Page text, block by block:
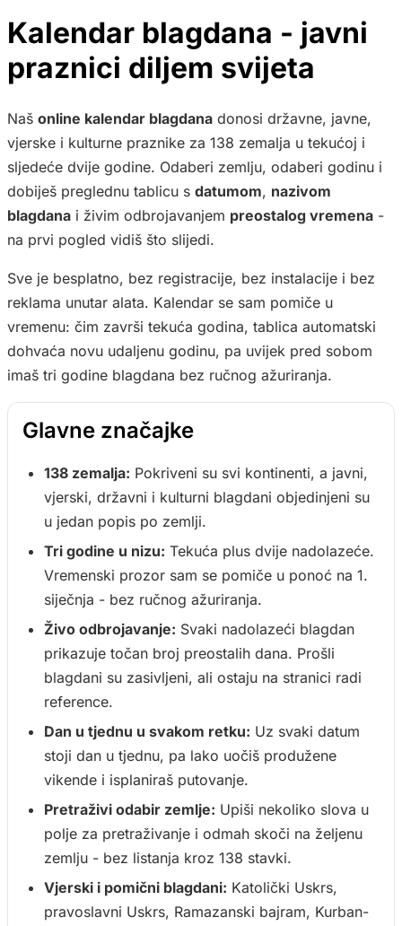
Kalendar blagdana - javni
praznici diljem svijeta
Naš online kalendar blagdana donosi državne, javne,
vjerske i kulturne praznike za 138 zemalja u tekućoj i
sljedeće dvije godine. Odaberi zemlju, odaberi godinu i
dobiješ preglednu tablicu s datumom, nazivom
blagdana i živim odbrojavanjem preostalog vremena -
na prvi pogled vidiš što slijedi.
Sve je besplatno, bez registracije, bez instalacije i bez
reklama unutar alata. Kalendar se sam pomiče u
vremenu: čim završi tekuća godina, tablica automatski
dohvaća novu udaljenu godinu, pa uvijek pred sobom
imaš tri godine blagdana bez ručnog ažuriranja.
Glavne značajke
138 zemalja: Pokriveni su svi kontinenti, a javni,
vjerski, državni i kulturni blagdani objedinjeni su
u jedan popis po zemlji.
Tri godine u nizu: Tekuća plus dvije nadolazeće.
Vremenski prozor sam se pomiče u ponoć na 1.
siječnja - bez ručnog ažuriranja.
Živo odbrojavanje: Svaki nadolazeći blagdan
prikazuje točan broj preostalih dana. Prošli
blagdani su zasivljeni, ali ostaju na stranici radi
reference.
Dan u tjednu u svakom retku: Uz svaki datum
stoji dan u tjednu, pa lako uočiš produžene
vikende i isplaniraš putovanje.
Pretraživi odabir zemlje: Upiši nekoliko slova u
polje za pretraživanje i odmah skoči na željenu
zemlju - bez listanja kroz 138 stavki.
Vjerski i pomični blagdani: Katolički Uskrs,
pravoslavni Uskrs, Ramazanski bajram, Kurban-